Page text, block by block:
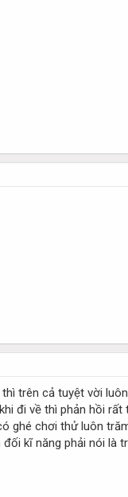
trên cả tuyệt vời
đi về thì phản hồi
chơi thử luôn
kĩ năng phải nói là